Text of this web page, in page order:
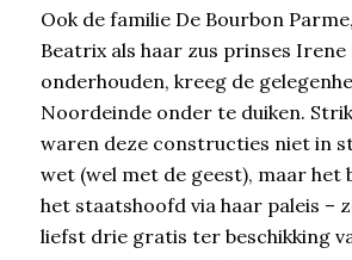
Ook de familie De Bourbon
Beatrix als haar zus prinses Irene
onderhouden, kreeg de
Noordeinde onder te duiken.
waren deze constructies niet in
wet (wel met de geest), maar
het staatshoofd via haar paleis –
liefst drie gratis ter beschikking